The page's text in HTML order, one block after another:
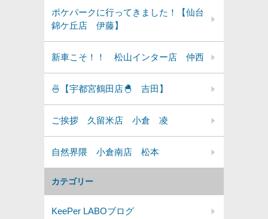
カテゴリー
KeePer LABOブログ
ポケパークに行ってきました！【仙台
錦ケ丘店 伊藤】
新車こそ！！ 松山インター店 仲西
🍜【宇都宮鶴田店🐣 吉田】
ご挨拶 久留米店 小倉 凌
自然界隈 小倉南店 松本